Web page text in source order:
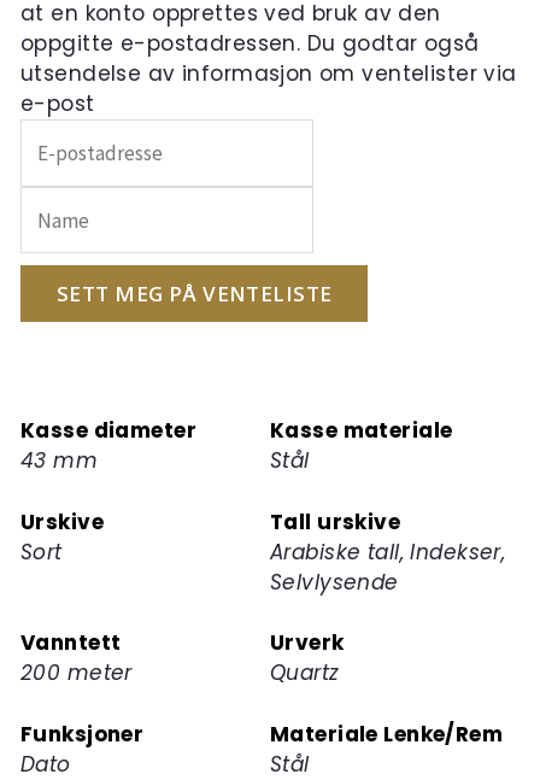
at en konto opprettes ved bruk av den
oppgitte e-postadressen. Du godtar også
utsendelse av informasjon om ventelister via
e-post
inn
e-
postadressen
din
ventelisten
for
produktet
SETT MEG PÅ VENTELISTE
Kasse diameter
43 mm
Kasse materiale
Stål
Urskive
Sort
Tall urskive
Arabiske tall, Indekser,
Selvlysende
Vanntett
200 meter
Urverk
Quartz
Funksjoner
Dato
Materiale Lenke/Rem
Stål